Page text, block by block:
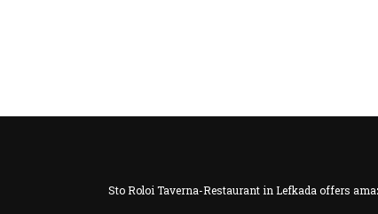
Sto Roloi Taverna-Restaurant in Lefkada offers